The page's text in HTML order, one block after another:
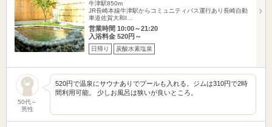
牛津駅850m
JR長崎本線牛津駅からコミュニティバス運行あり長崎自動
車道佐賀大和I…
営業時間 10:00～21:20
入浴料金 520円～
日帰り 炭酸水素塩泉
50代～
男性
520円で温泉にサウナありでプールも入れる。ジムは310円で2時
間利用可能。 少しお風呂は狭いが良いところ。